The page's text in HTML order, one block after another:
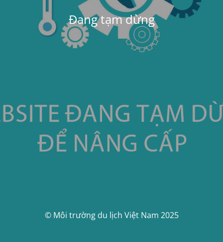
Đang tạm dừng
© Môi trường du lịch Việt Nam 2025